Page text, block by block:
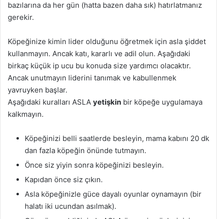
bazılarına da her gün (hatta bazen daha sık) hatırlatmanız
gerekir.
Köpeğinize kimin lider olduğunu öğretmek için asla şiddet
kullanmayın. Ancak katı, kararlı ve adil olun. Aşağıdaki
birkaç küçük ip ucu bu konuda size yardımcı olacaktır.
Ancak unutmayın liderini tanımak ve kabullenmek
yavruyken başlar.
Aşağıdaki kuralları ASLA yetişkin bir köpeğe uygulamaya
kalkmayın.
Köpeğinizi belli saatlerde besleyin, mama kabını 20 dk
dan fazla köpeğin önünde tutmayın.
Önce siz yiyin sonra köpeğinizi besleyin.
Kapıdan önce siz çıkın.
Asla köpeğinizle güce dayalı oyunlar oynamayın (bir
halatı iki ucundan asılmak).